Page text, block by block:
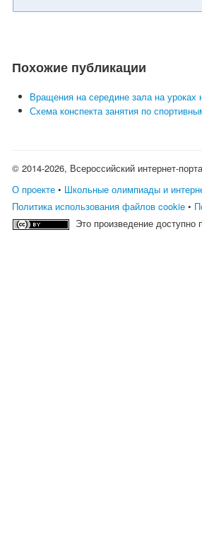
Похожие публикации
Вращения на середине зала на уроках
Схема конспекта занятия по
© 2014-2026, Всероссийский интернет-
О проекте • Школьные олимпиады и
Политика использования файлов cookie •
Это произведение доступно